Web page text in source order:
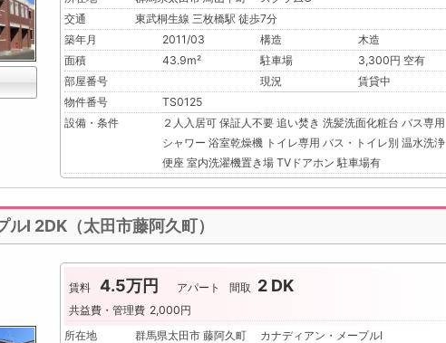
交通
東武桐生線 三枚橋駅 徒歩7分
築年月
2011/03 構造
木造
面積
43.9m² 駐車場
3,300円 空有
部屋番号
現況
賃貸中
物件番号
TS0125
設備・条件
２人入居可 保証人不要 追い焚き 洗髪洗面化粧台 バス専用
シャワー 浴室乾燥機 トイレ専用 バス・トイレ別 温水洗浄
便座 室内洗濯機置き場 TVドアホン 駐車場有
Ⅰ 2DK（太田市藤阿久町）
賃料 4.5万円 アパート 間取 2 DK
共益費・管理費 2,000円
所在地
群馬県太田市 藤阿久町 カナディアン・メープルⅠ